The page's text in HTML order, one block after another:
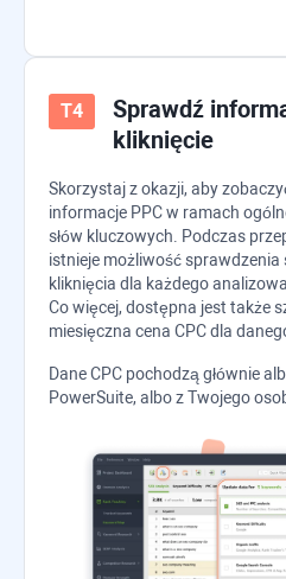
Sprawdź
kliknięcie
Skorzystaj z okazji, aby
informacje PPC w ramach
słów kluczowych. Podczas
istnieje możliwość
kliknięcia dla każdego
Co więcej, dostępna jest także
miesięczna cena CPC dla
Dane CPC pochodzą głównie
PowerSuite, albo z Twojego